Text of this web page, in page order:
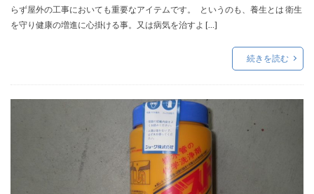
らず屋外の工事においても重要なアイテムです。 というのも、養生とは 衛生
を守り健康の増進に心掛ける事。又は病気を治すよ […]
続きを読む